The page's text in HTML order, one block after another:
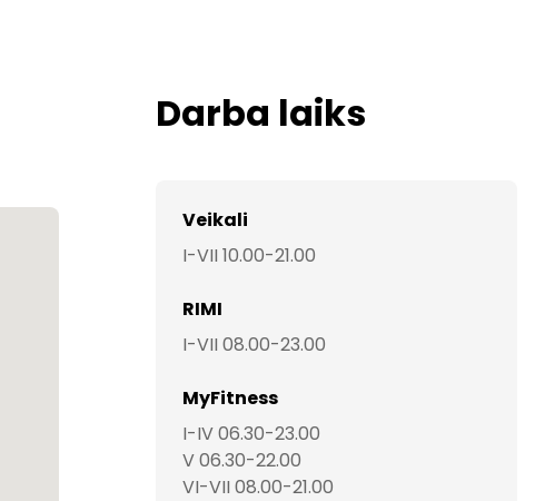
Darba laiks
Veikali
I-VII 10.00-21.00
RIMI
I-VII 08.00-23.00
MyFitness
I-IV 06.30-23.00
V 06.30-22.00
VI-VII 08.00-21.00